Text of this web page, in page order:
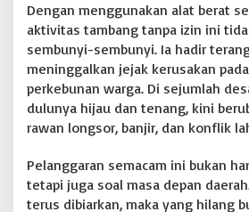
Dengan menggunakan alat berat
aktivitas tambang tanpa izin ini
sembunyi-sembunyi. Ia hadir
meninggalkan jejak kerusakan
perkebunan warga. Di sejumlah
dulunya hijau dan tenang, kini
rawan longsor, banjir, dan konflik
Pelanggaran semacam ini bukan
tetapi juga soal masa depan
terus dibiarkan, maka yang hilang